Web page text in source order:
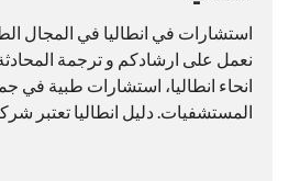
استشارات في انطاليا في المجال
نعمل على ارشادكم و ترجمة
انحاء انطاليا، استشارات طبية في
المستشفيات. دليل انطاليا تعتبر شركة